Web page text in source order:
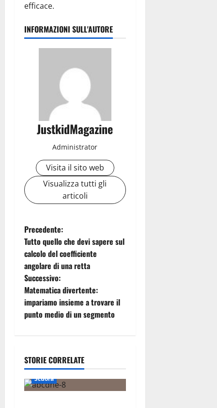
efficace.
INFORMAZIONI SULL'AUTORE
JustkidMagazine
Administrator
Visita il sito web
Visualizza tutti gli
articoli
N
a
v
i
g
z
i
o
Precedente:
Tutto quello che devi sapere sul
calcolo del coefficiente
angolare di una retta
Successivo:
Matematica divertente:
impariamo insieme a trovare il
punto medio di un segmento
STORIE CORRELATE
Scuola